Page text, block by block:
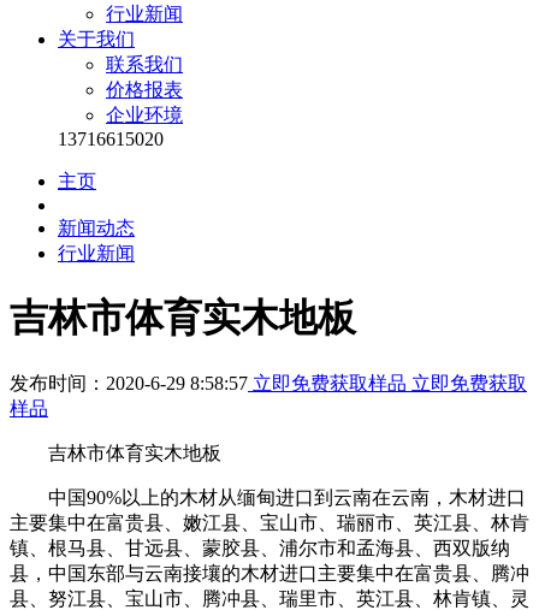
行业新闻
关于我们
联系我们
价格报表
企业环境
13716615020
主页
新闻动态
行业新闻
吉林市体育实木地板
发布时间：2020-6-29 8:58:57 立即免费获取样品 立即免费获取
样品
吉林市体育实木地板
中国90%以上的木材从缅甸进口到云南在云南，木材进口
主要集中在富贵县、嫩江县、宝山市、瑞丽市、英江县、林肯
镇、根马县、甘远县、蒙胶县、浦尔市和孟海县、西双版纳
县，中国东部与云南接壤的木材进口主要集中在富贵县、腾冲
县、努江县、宝山市、腾冲县、瑞里市、英江县、林肯镇、灵